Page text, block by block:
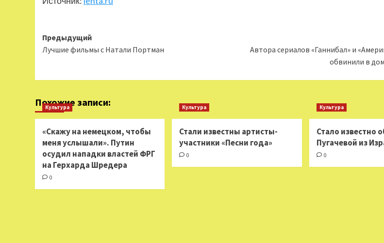
Навигация
записи
Предыдущий
Лучшие фильмы с Натали Портман
Автора сериалов «Ганнибал» и
обвинили в
Похожие записи:
Культура
«Скажу на немецком, чтобы
меня услышали». Путин
осудил нападки властей ФРГ
на Герхарда Шредера
0
Культура
Стали известны артисты-
участники «Песни года»
0
Культура
Стало известно
Пугачевой из
0